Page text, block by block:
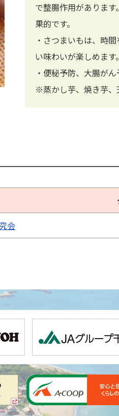
で整腸作用がありま
果的です。
・さつまいもは、時
い味わいが楽しめます。
・便秘予防、大腸が
※蒸かし芋、焼き芋、
会